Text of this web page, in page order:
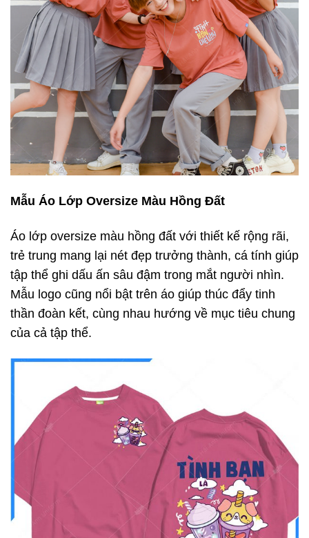
Mẫu Áo Lớp Oversize Màu Hồng Đất
Áo lớp oversize màu hồng đất với thiết kế rộng rãi,
trẻ trung mang lại nét đẹp trưởng thành, cá tính giúp
tập thể ghi dấu ấn sâu đậm trong mắt người nhìn.
Mẫu logo cũng nổi bật trên áo giúp thúc đẩy tinh
thần đoàn kết, cùng nhau hướng về mục tiêu chung
của cả tập thể.